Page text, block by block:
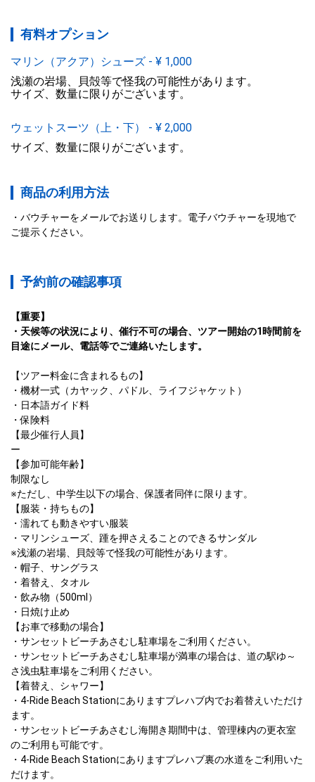
有料オプション
マリン（アクア）シューズ - ¥ 1,000
浅瀬の岩場、貝殻等で怪我の可能性があります。
サイズ、数量に限りがございます。
ウェットスーツ（上・下） - ¥ 2,000
サイズ、数量に限りがございます。
商品の利用方法
バウチャーをメールでお送りします。電子バウチャーを現地で
ご提示ください。
予約前の確認事項
【重要】
・天候等の状況により、催行不可の場合、ツアー開始の1時間前を
目途にメール、電話等でご連絡いたします。
【ツアー料金に含まれるもの】
・機材一式（カヤック、パドル、ライフジャケット）
・日本語ガイド料
・保険料
【最少催行人員】
ー
【参加可能年齢】
制限なし
※ただし、中学生以下の場合、保護者同伴に限ります。
【服装・持ちもの】
・濡れても動きやすい服装
・マリンシューズ、踵を押さえることのできるサンダル
※浅瀬の岩場、貝殻等で怪我の可能性があります。
・帽子、サングラス
・着替え、タオル
・飲み物（500ml）
・日焼け止め
【お車で移動の場合】
・サンセットビーチあさむし駐車場をご利用ください。
・サンセットビーチあさむし駐車場が満車の場合は、道の駅ゆ～
さ浅虫駐車場をご利用ください。
【着替え、シャワー】
・4-Ride Beach Stationにありますプレハブ内でお着替えいただけ
ます。
・サンセットビーチあさむし海開き期間中は、管理棟内の更衣室
のご利用も可能です。
・4-Ride Beach Stationにありますプレハブ裏の水道をご利用いた
だけます。